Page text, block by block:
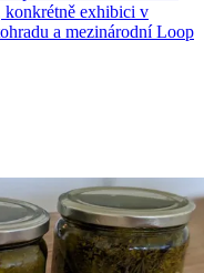
konkrétně exhibici v
a mezinárodní Loop